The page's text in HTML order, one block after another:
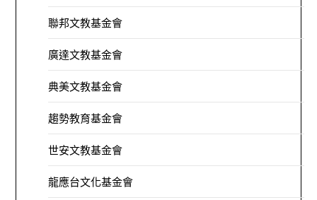
聯邦文教基金會
廣達文教基金會
典美文教基金會
趨勢教育基金會
世安文教基金會
龍應台文化基金會